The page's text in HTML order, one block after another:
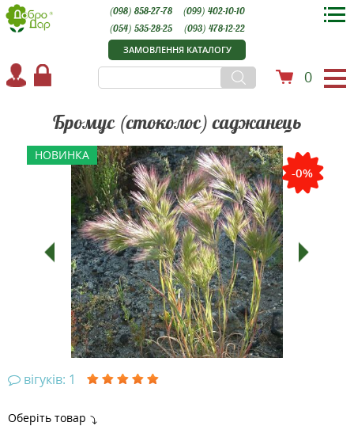
ЗАМОВЛЕННЯ КАТАЛОГУ
0
(098) 858-27-78
(099) 402-10-10
(054) 535-28-25
(093) 478-12-22
Бромус (стоколос) саджанець
НОВИНКА
-0%
вігуків: 1
Оберіть товар